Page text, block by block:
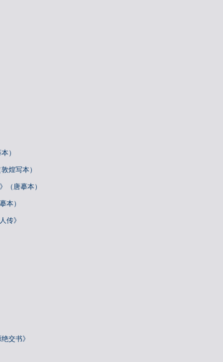
）
煌写本）
（唐摹本）
本）
传》
交书》